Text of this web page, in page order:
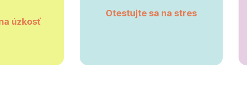
úzkosť
Otestujte sa na stres